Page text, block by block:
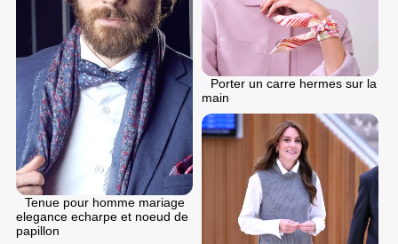
Porter un carre hermes sur la
main
Tenue pour homme mariage
elegance echarpe et noeud de
papillon